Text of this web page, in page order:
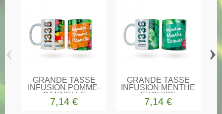
GRANDE TASSE
INFUSION POMME-
CANNELLE
7,14 €
GRANDE TASSE
INFUSION MENTHE
EXQUISE
7,14 €
‹ ›